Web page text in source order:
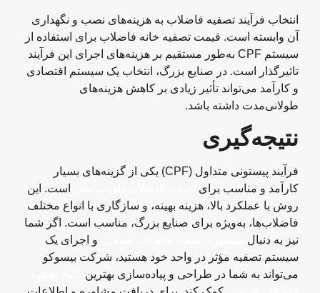
انتخاب فرآیند تصفیه فاضلاب به هزینه‌های نصب و نگهداری
آن وابسته است. قیمت تصفیه خانه فاضلاب برای استفاده از
سیستم CPF به‌طور مستقیم بر هزینه‌های اجرای این فرآیند
تاثیرگذار است. در صنایع بزرگ، انتخاب یک سیستم اقتصادی
و کارآمد می‌تواند تأثیر زیادی بر کاهش هزینه‌های
طولانی‌مدت داشته باشد.
نتیجه‌گیری
فرآیند پیستونی متداول (CPF) یکی از گزینه‌های بسیار
کارآمد و مناسب برای
است. این
روش با عملکرد بالا، هزینه‌ بهینه، و سازگاری با انواع مختلف
فاضلاب‌ها، به‌ویژه برای صنایع بزرگ، مناسب است. اگر شما
نیز به دنبال
و اجرای یک
سیستم تصفیه مؤثر در واحد خود هستید، شرکت بیسوکو
می‌تواند به شما در طراحی و پیاده‌سازی بهترینپکیج تصفیه